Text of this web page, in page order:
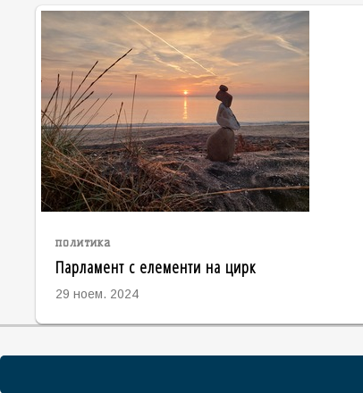
политика
Парламент с елементи на цирк
29 ноем. 2024